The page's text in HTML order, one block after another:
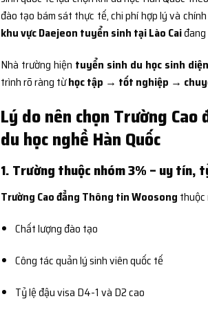
đào tạo bám sát thực tế, chi phí hợp lý và
khu vực Daejeon tuyển sinh tại Lào Cai
Nhà trường hiện tuyển sinh du học sinh
trình rõ ràng từhọc tập → tốt nghiệp →
Lý do nên chọn Trường
du học nghề Hàn Quốc
1. Trường thuộc nhóm 3% – uy tín,
Trường Cao đẳng Thông tin Woosong
Chất lượng đào tạo
Công tác quản lý sinh viên quốc tế
Tỷ lệ đậu visa D4-1 và D2 cao